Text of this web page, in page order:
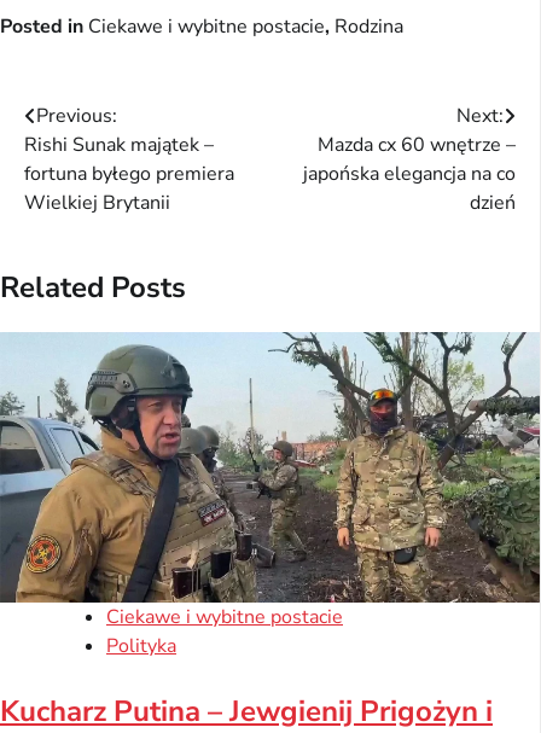
Posted in Ciekawe i wybitne postacie, Rodzina
Nawigacja
wpisu
Previous:
Rishi Sunak majątek –
fortuna byłego premiera
Wielkiej Brytanii
Next:
Mazda cx 60 wnętrze –
japońska elegancja na co
dzień
Related Posts
Ciekawe i wybitne postacie
Polityka
Kucharz Putina – Jewgienij Prigożyn i